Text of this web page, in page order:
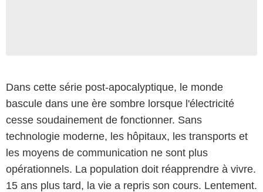
Dans cette série post-apocalyptique, le monde
bascule dans une ère sombre lorsque l'électricité
cesse soudainement de fonctionner. Sans
technologie moderne, les hôpitaux, les transports et
les moyens de communication ne sont plus
opérationnels. La population doit réapprendre à vivre.
15 ans plus tard, la vie a repris son cours. Lentement.